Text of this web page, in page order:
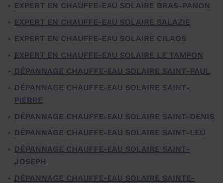
EXPERT EN CHAUFFE-EAU SOLAIRE BRAS-PANON
EXPERT EN CHAUFFE-EAU SOLAIRE SALAZIE
EXPERT EN CHAUFFE-EAU SOLAIRE CILAOS
EXPERT EN CHAUFFE-EAU SOLAIRE LE TAMPON
DÉPANNAGE CHAUFFE-EAU SOLAIRE SAINT-PAUL
DÉPANNAGE CHAUFFE-EAU SOLAIRE SAINT-
PIERRE
DÉPANNAGE CHAUFFE-EAU SOLAIRE SAINT-DENIS
DÉPANNAGE CHAUFFE-EAU SOLAIRE SAINT-LEU
DÉPANNAGE CHAUFFE-EAU SOLAIRE SAINT-
JOSEPH
DÉPANNAGE CHAUFFE-EAU SOLAIRE SAINTE-